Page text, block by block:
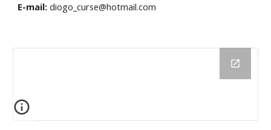
E-mail: diogo_curse@hotmail.com